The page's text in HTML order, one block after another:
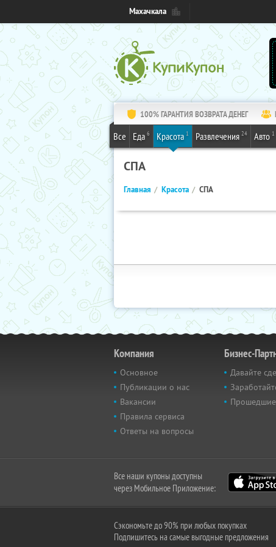
Махачкала
100% ГАРАНТИЯ ВОЗВРАТА ДЕНЕГ
Все Еда 6 Красота 1 Развлечения 24 Авто 1
СПА
Главная Красота СПА
Компания
Основное
Публикации о нас
Вакансии
Правила сервиса
Ответы на вопросы
Бизнес-
Давайте
Все наши купоны доступны
через Мобильное Приложение:
Сэкономьте до 90% при любых покупках
Подпишитесь на самые выгодные предложения